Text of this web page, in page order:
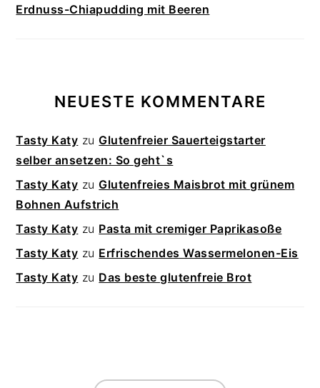
Erdnuss-Chiapudding mit Beeren
NEUESTE KOMMENTARE
Tasty Katy zuGlutenfreier Sauerteigstarter
selber ansetzen: So geht`s
Tasty Katy zuGlutenfreies Maisbrot mit grünem
Bohnen Aufstrich
Tasty Katy zu Pasta mit cremiger Paprikasoße
Tasty Katy zu Erfrischendes Wassermelonen-Eis
Tasty Katy zu Das beste glutenfreie Brot